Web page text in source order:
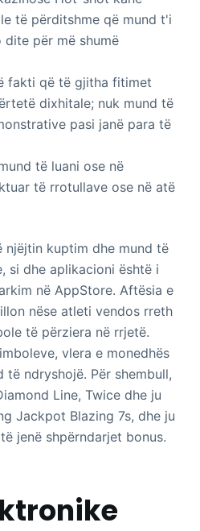
të përditshme që mund t'i
për më shumë
fakti që të gjitha fitimet
dixhitale; nuk mund të
pasi janë para të
të luani ose në
të rrotullave ose në atë
njëjtin kuptim dhe mund të
si dhe aplikacioni është i
në AppStore. Aftësia e
nëse atleti vendos rreth
të përziera në rrjetë.
vlera e monedhës
të ndryshojë. Për shembull,
Line, Twice dhe ju
Jackpot Blazing 7s, dhe ju
jenë shpërndarjet bonus.